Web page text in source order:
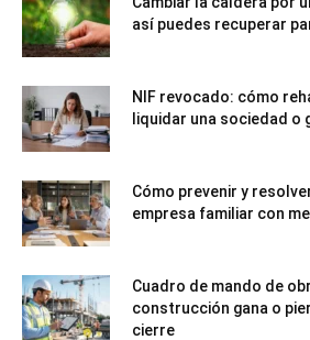
así puedes recuperar
NIF revocado: cómo
liquidar una sociedad
Cómo prevenir y
empresa familiar con
Cuadro de mando de
construcción gana o
cierre